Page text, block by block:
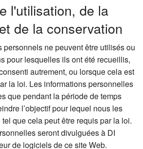
l'utilisation, de la
de la conservation
personnels ne peuvent être utilisés ou
pour lesquelles ils ont été recueillis,
autrement, ou lorsque cela est
la loi. Les informations personnelles
que pendant la période de temps
l’objectif pour lequel nous les
que cela peut être requis par la loi.
seront divulguées à DI
de logiciels de ce site Web.